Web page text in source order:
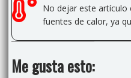
No dejar este artículo
fuentes de calor, ya
Me gusta esto: